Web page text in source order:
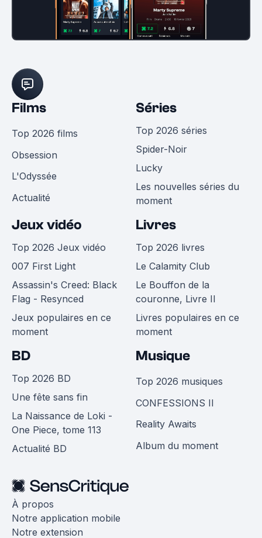
Films
Top 2026 films
Obsession
L'Odyssée
Actualité
Séries
Top 2026 séries
Spider-Noir
Lucky
Les nouvelles séries du
moment
Jeux vidéo
Top 2026 Jeux vidéo
007 First Light
Assassin's Creed: Black
Flag - Resynced
Jeux populaires en ce
moment
Livres
Top 2026 livres
Le Calamity Club
Le Bouffon de la
couronne, Livre II
Livres populaires en ce
moment
BD
Top 2026 BD
Une fête sans fin
La Naissance de Loki -
One Piece, tome 113
Actualité BD
Musique
Top 2026 musiques
CONFESSIONS II
Reality Awaits
Album du moment
À propos
Notre application mobile
Notre extension